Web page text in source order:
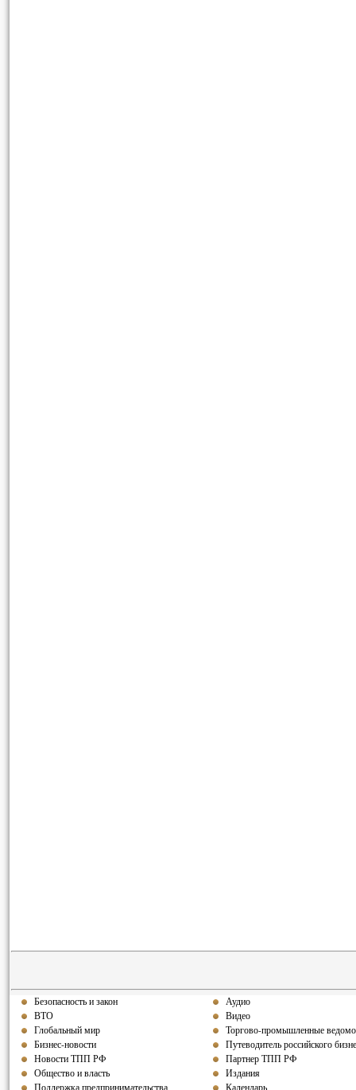
Безопасность и закон
ВТО
Глобальный мир
Бизнес-новости
Новости ТПП РФ
Общество и власть
Поддержка предпринимательства
Аудио
Видео
Торгово-промышленные
Путеводитель российского
Партнер ТПП РФ
Издания
Календарь